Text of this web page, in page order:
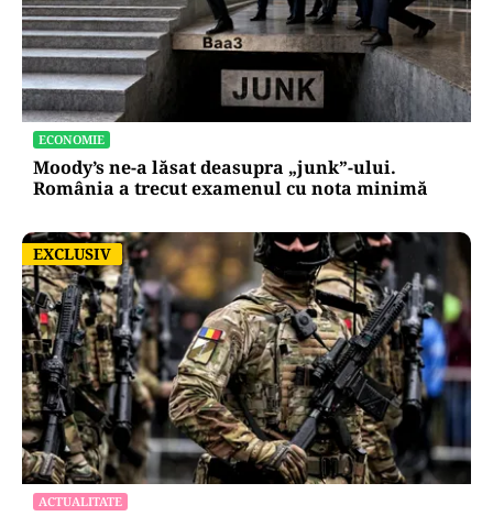
ECONOMIE
Moody’s ne-a lăsat deasupra „junk”-ului.
România a trecut examenul cu nota minimă
EXCLUSIV
EXCLUSIV
ACTUALITATE